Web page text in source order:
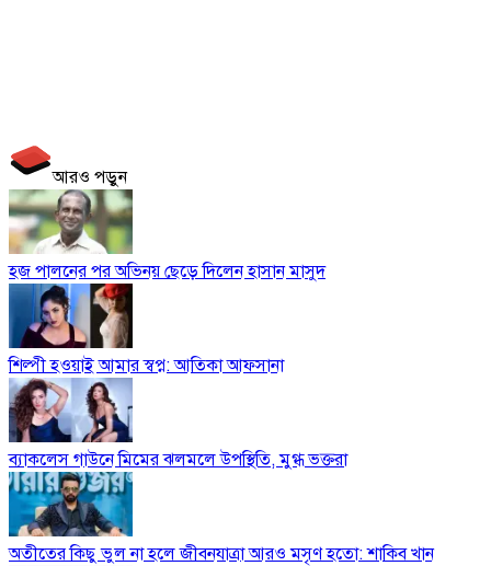
আরও পড়ুন
হজ পালনের পর অভিনয় ছেড়ে দিলেন হাসান মাসুদ
শিল্পী হওয়াই আমার স্বপ্ন: আতিকা আফসানা
ব্যাকলেস গাউনে মিমের ঝলমলে উপস্থিতি, মুগ্ধ ভক্তরা
অতীতের কিছু ভুল না হলে জীবনযাত্রা আরও মসৃণ হতো: শাকিব খান